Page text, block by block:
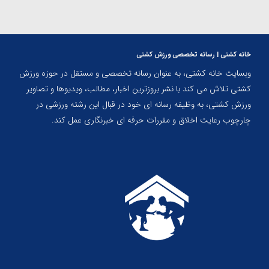
خانه کشتی | رسانه تخصصی ورزش کشتی
وبسایت خانه کشتی، به عنوان رسانه تخصصی و مستقل در حوزه ورزش
کشتی تلاش می کند با نشر بروزترین اخبار، مطالب، ویدیوها و تصاویر
ورزش کشتی، به وظیفه رسانه ای خود در قبال این رشته ورزشی در
چارچوب رعایت اخلاق و مقررات حرفه ای خبرنگاری عمل کند.